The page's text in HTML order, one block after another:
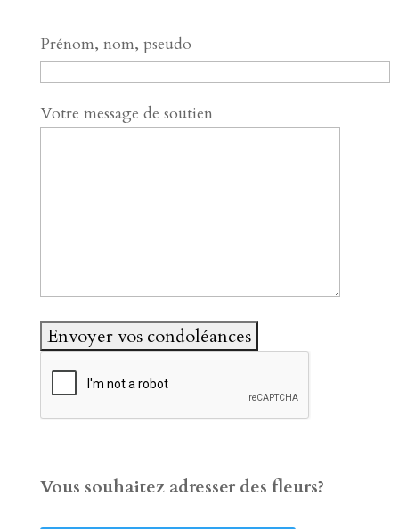
Prénom, nom, pseudo
Votre message de soutien
Vous souhaitez adresser des fleurs?